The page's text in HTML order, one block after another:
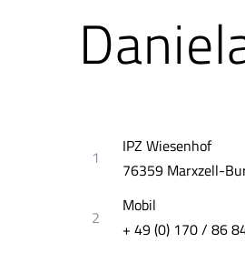
1
IPZ Wiesenhof
76359 Marxzell-
2
Mobil
+ 49 (0) 170 / 86